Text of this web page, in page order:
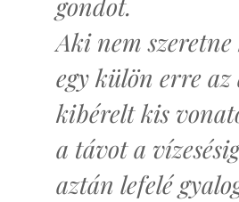
gondot.
Aki nem
egy külön erre
kibérelt kis
a távot a
aztán lefelé